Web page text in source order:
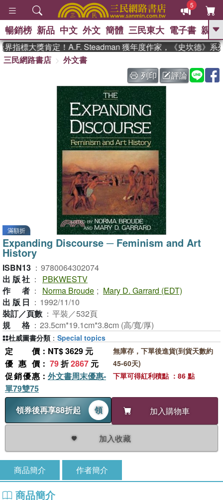
5
GO
The Odyssey 、 父親節 、 如果歷
史是一群喵 、 暑期推薦 、 國際布克
獎 臺灣漫遊錄 、 方念華
登輝時代 、 數學女孩：黎曼猜想
偉大的迷走神經
暢銷榜 新品 中文 外文 簡體 三民東大 電子書 親子
指標大獎肯定！A.F. Steadman 獲年度作家，《史坎德》系列
三民網路書店
外文書
列印
評論
滿額折
Expanding Discourse ─ Feminism and Art
History
ISBN13 ： 9780064302074
出版社 ：
PBKWESTV
作者 ： Norma Broude ; Mary D. Garrard (EDT)
出版日 ： 1992/11/10
裝訂／頁數 ： 平裝／532頁
規格 ： 23.5cm*19.1cm*3.8cm (高/寬/厚)
定價 ：NT$ 3629 元
優惠價 ： 79折2867 元
促銷優惠 ： 外文書周末優惠-
單79雙75
領券後再享88折起
領 加入購物車
加入收藏
無庫存，下單後進貨(到貨天數約
45-60天)
下單可得紅利積點 ：86 點
杜威圖書分類 ： Special topics
商品簡介 作者簡介
商品簡介